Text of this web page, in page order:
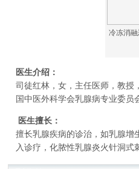
冷冻消
医生介绍：
司徒红林，女，主任医师，教授
国中医外科学会乳腺病专业委员
医生擅长：
擅长乳腺疾病的诊治，如乳腺增
入诊疗，化脓性乳腺炎火针洞式